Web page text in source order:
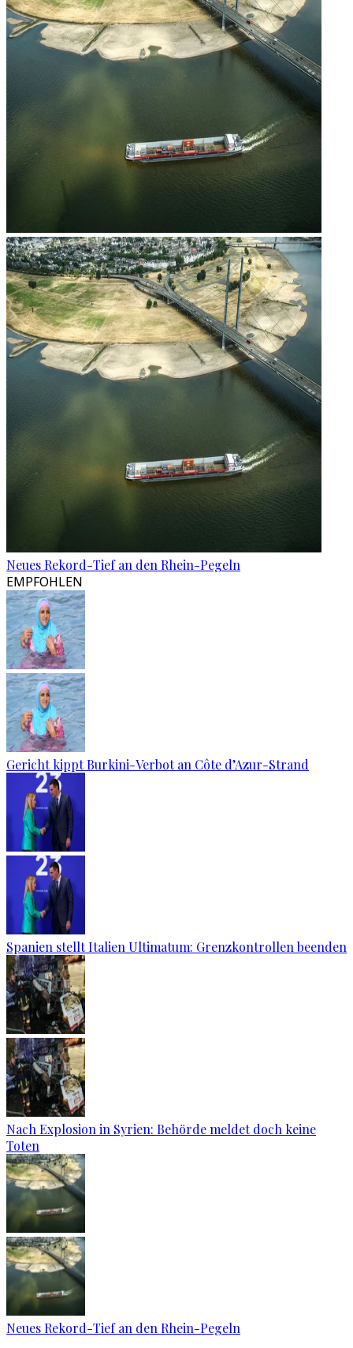
Neues Rekord-Tief an den Rhein-Pegeln
EMPFOHLEN
Gericht kippt Burkini-Verbot an Côte d’Azur-Strand
Spanien stellt Italien Ultimatum: Grenzkontrollen beenden
Nach Explosion in Syrien: Behörde meldet doch keine
Toten
Neues Rekord-Tief an den Rhein-Pegeln